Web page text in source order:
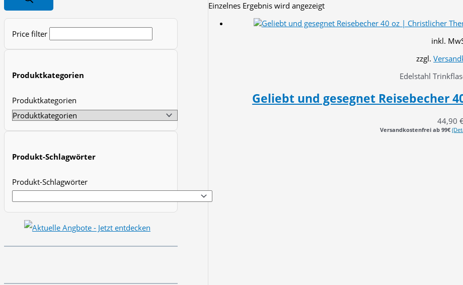
o
c
a
Price filter
Produktkategorien
Produktkategorien
Produkt-Schlagwörter
Produkt-Schlagwörter
Einzelnes Ergebnis wird angezeigt
inkl.
zzgl.
Edelstahl
Geliebt und gesegnet Reisebecher
44,90
Versandkostenfrei ab 99€